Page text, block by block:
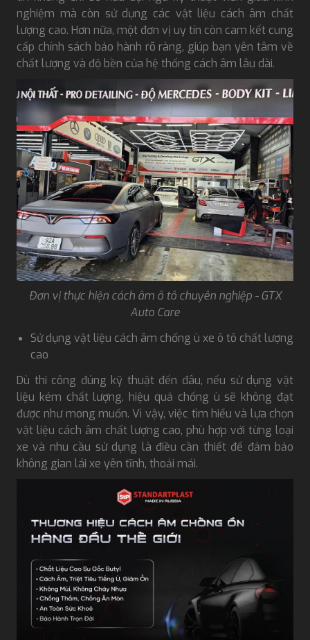
nghiệm mà còn sử dụng các vật liệu cách âm chất
lượng cao. Hơn nữa, một đơn vị uy tín còn cam kết cung
cấp chính sách bảo hành rõ ràng, giúp bạn yên tâm về
chất lượng và độ bền của hệ thống cách âm lâu dài.
Đơn vị thực hiện cách âm ô tô chuyên nghiệp - GTX
Auto Care
Sử dụng vật liệu cách âm chống ù xe ô tô chất lượng
cao
Dù thi công đúng kỹ thuật đến đâu, nếu sử dụng vật
liệu kém chất lượng, hiệu quả chống ù sẽ không đạt
được như mong muốn. Vì vậy, việc tìm hiểu và lựa chọn
vật liệu cách âm chất lượng cao, phù hợp với từng loại
xe và nhu cầu sử dụng là điều cần thiết để đảm bảo
không gian lái xe yên tĩnh, thoải mái.